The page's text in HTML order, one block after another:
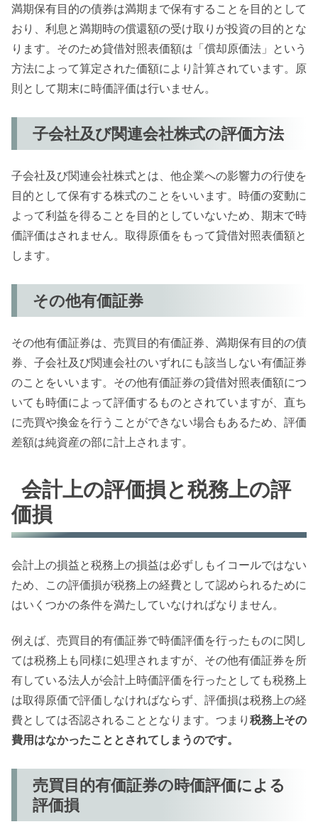
満期保有目的の債券は満期まで保有することを目的として
おり、利息と満期時の償還額の受け取りが投資の目的とな
ります。そのため貸借対照表価額は「償却原価法」という
方法によって算定された価額により計算されています。原
則として期末に時価評価は行いません。
子会社及び関連会社株式の評価方法
子会社及び関連会社株式とは、他企業への影響力の行使を
目的として保有する株式のことをいいます。時価の変動に
よって利益を得ることを目的としていないため、期末で時
価評価はされません。取得原価をもって貸借対照表価額と
します。
その他有価証券
その他有価証券は、売買目的有価証券、満期保有目的の債
券、子会社及び関連会社のいずれにも該当しない有価証券
のことをいいます。その他有価証券の貸借対照表価額につ
いても時価によって評価するものとされていますが、直ち
に売買や換金を行うことができない場合もあるため、評価
差額は純資産の部に計上されます。
会計上の評価損と税務上の評
価損
会計上の損益と税務上の損益は必ずしもイコールではない
ため、この評価損が税務上の経費として認められるために
はいくつかの条件を満たしていなければなりません。
例えば、売買目的有価証券で時価評価を行ったものに関し
ては税務上も同様に処理されますが、その他有価証券を所
有している法人が会計上時価評価を行ったとしても税務上
は取得原価で評価しなければならず、評価損は税務上の経
費としては否認されることとなります。つまり 税務上その
費用はなかったこととされてしまうのです。
売買目的有価証券の時価評価による
評価損